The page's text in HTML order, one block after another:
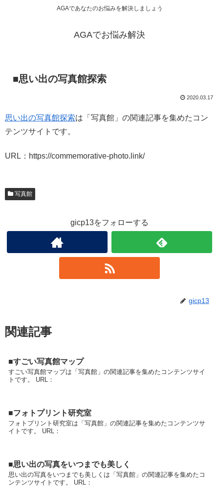
AGAであなたのお悩みを解決しましょう
AGAでお悩み解決
■思い出の写真館探索
2020.03.17
思い出の写真館探索は「写真館」の関連記事を集めたコン
テンツサイトです。
URL：https://commemorative-photo.link/
写真館
gicp13をフォローする
gicp13
関連記事
■すごい写真館マップ
すごい写真館マップは「写真館」の関連記事を集めたコンテンツサイ
トです。 URL：
■フォトプリント研究室
フォトプリント研究室は「写真館」の関連記事を集めたコンテンツサ
イトです。 URL：
■思い出の写真をいつまでも美しく
思い出の写真をいつまでも美しくは「写真館」の関連記事を集めたコ
ンテンツサイトです。 URL：